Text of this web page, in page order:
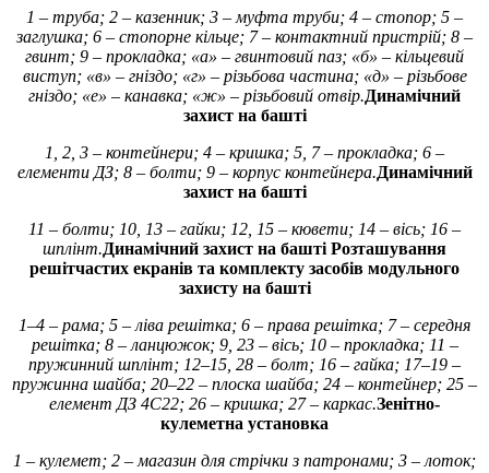
1 – труба; 2 – казенник; 3 – муфта труби; 4 – стопор; 5 –
заглушка; 6 – стопорне кільце; 7 – контактний пристрій; 8 –
гвинт; 9 – прокладка; «а» – гвинтовий паз; «б» – кільцевий
виступ; «в» – гніздо; «г» – різьбова частина; «д» – різьбове
гніздо; «е» – канавка; «ж» – різьбовий отвір.Динамічний
захист на башті
1, 2, 3 – контейнери; 4 – кришка; 5, 7 – прокладка; 6 –
елементи ДЗ; 8 – болти; 9 – корпус контейнера.Динамічний
захист на башті
11 – болти; 10, 13 – гайки; 12, 15 – кювети; 14 – вісь; 16 –
шплінт.Динамічний захист на башті Розташування
решітчастих екранів та комплекту засобів модульного
захисту на башті
1–4 – рама; 5 – ліва решітка; 6 – права решітка; 7 – середня
решітка; 8 – ланцюжок; 9, 23 – вісь; 10 – прокладка; 11 –
пружинний шплінт; 12–15, 28 – болт; 16 – гайка; 17–19 –
пружинна шайба; 20–22 – плоска шайба; 24 – контейнер; 25 –
елемент ДЗ 4С22; 26 – кришка; 27 – каркас.Зенітно-
кулеметна установка
1 – кулемет; 2 – магазин для стрічки з патронами; 3 – лоток;